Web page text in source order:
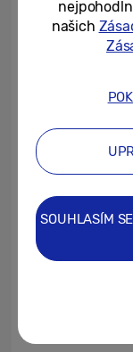
zakřiveným
přináší
našich
SOUHLASÍM